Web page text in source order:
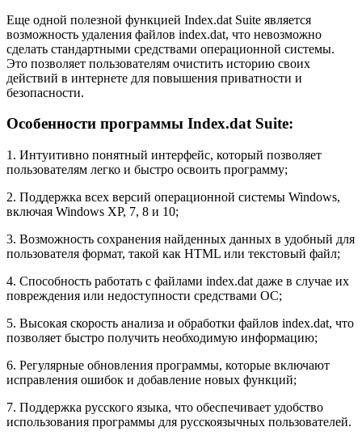
Еще одной полезной функцией Index.dat Suite является
возможность удаления файлов index.dat, что невозможно
сделать стандартными средствами операционной системы.
Это позволяет пользователям очистить историю своих
действий в интернете для повышения приватности и
безопасности.
Особенности программы Index.dat Suite:
1. Интуитивно понятный интерфейс, который позволяет
пользователям легко и быстро освоить программу;
2. Поддержка всех версий операционной системы Windows,
включая Windows XP, 7, 8 и 10;
3. Возможность сохранения найденных данных в удобный для
пользователя формат, такой как HTML или текстовый файл;
4. Способность работать с файлами index.dat даже в случае их
повреждения или недоступности средствами ОС;
5. Высокая скорость анализа и обработки файлов index.dat, что
позволяет быстро получить необходимую информацию;
6. Регулярные обновления программы, которые включают
исправления ошибок и добавление новых функций;
7. Поддержка русского языка, что обеспечивает удобство
использования программы для русскоязычных пользователей.